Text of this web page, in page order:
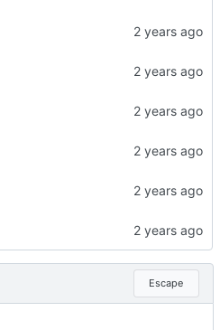
Escape